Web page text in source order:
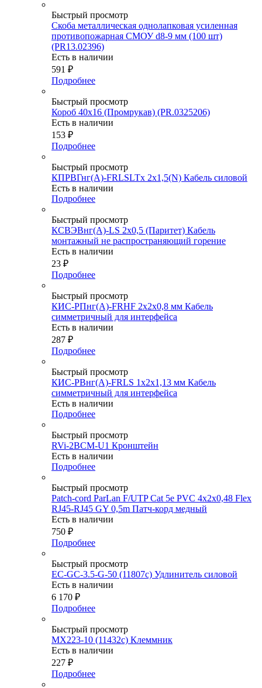
Быстрый просмотр
Скоба металлическая однолапковая усиленная
противопожарная СМОУ d8-9 мм (100 шт)
(PR13.02396)
Есть в наличии
591 ₽
Подробнее
Быстрый просмотр
Короб 40х16 (Промрукав) (PR.0325206)
Есть в наличии
153 ₽
Подробнее
Быстрый просмотр
КПРВГнг(А)-FRLSLTx 2х1,5(N) Кабель силовой
Есть в наличии
Подробнее
Быстрый просмотр
КСВЭВнг(А)-LS 2х0,5 (Паритет) Кабель
монтажный не распространяющий горение
Есть в наличии
23 ₽
Подробнее
Быстрый просмотр
КИС-РПнг(А)-FRHF 2х2х0,8 мм Кабель
симметричный для интерфейса
Есть в наличии
287 ₽
Подробнее
Быстрый просмотр
КИС-РВнг(А)-FRLS 1х2х1,13 мм Кабель
симметричный для интерфейса
Есть в наличии
Подробнее
Быстрый просмотр
RVi-2BCM-U1 Кронштейн
Есть в наличии
Подробнее
Быстрый просмотр
Patch-cord ParLan F/UTP Cat 5e PVC 4х2х0,48 Flex
RJ45-RJ45 GY 0,5m Патч-корд медный
Есть в наличии
750 ₽
Подробнее
Быстрый просмотр
EC-GC-3.5-G-50 (11807c) Удлинитель силовой
Есть в наличии
6 170 ₽
Подробнее
Быстрый просмотр
MX223-10 (11432c) Клеммник
Есть в наличии
227 ₽
Подробнее